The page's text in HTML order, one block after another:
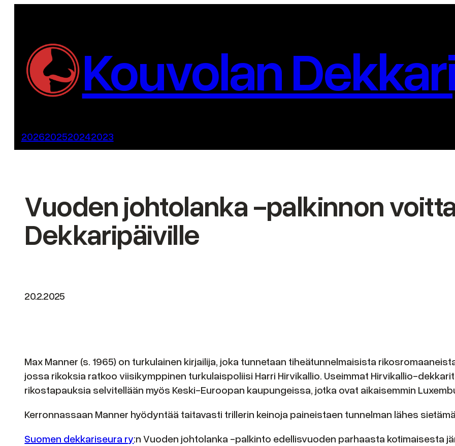
Kouvolan
2026202520242023
Vuoden johtolanka -palkinnon
Dekkaripäiville
20.2.2025
Max Manner (s. 1965) on turkulainen kirjailija, joka tunnetaan tiheätunnelmaisista
jossa rikoksia ratkoo viisikymppinen turkulaispoliisi Harri Hirvikallio. Useimmat Hirvikallio-
rikostapauksia selvitellään myös Keski-Euroopan kaupungeissa, jotka ovat aikaisemmin
Kerronnassaan Manner hyödyntää taitavasti trillerin keinoja paineistaen tunnelman lähes
Suomen dekkariseura ry:n Vuoden johtolanka -palkinto edellisvuoden parhaasta kotimaisesta